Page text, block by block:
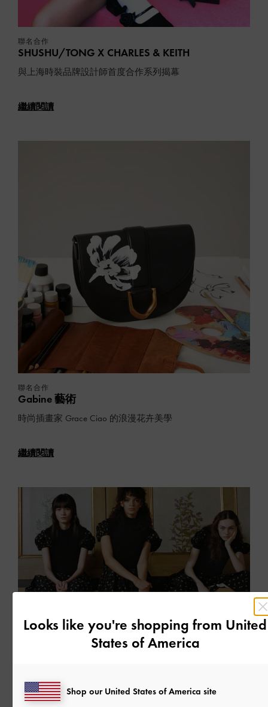
聯名合作
SHUSHU/TONG X CHARLES & KEITH
與上海時裝品牌設計師首度合作系列揭幕
繼續閱讀
聯名合作
Gabine 藝術
時尚插畫家 Grace Ciao 的浪漫花卉美學
繼續閱讀
Looks like you're shopping from United
States of America
Shop our United States of America site